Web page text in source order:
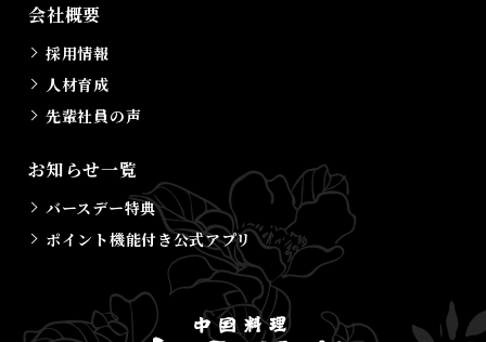
会社概要
採用情報
人材育成
先輩社員の声
お知らせ一覧
バースデー特典
ポイント機能付き公式アプリ